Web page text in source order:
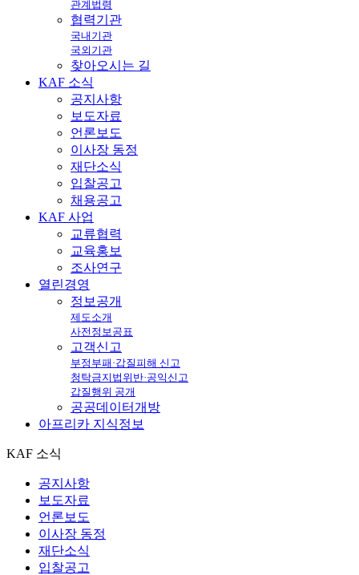
관계법령
협력기관
국내기관
국외기관
찾아오시는 길
KAF 소식
공지사항
보도자료
언론보도
이사장 동정
재단소식
입찰공고
채용공고
KAF 사업
교류협력
교육홍보
조사연구
열린경영
정보공개
제도소개
사전정보공표
고객신고
부정부패·갑질피해 신고
청탁금지법위반·공익신고
갑질행위 공개
공공데이터개방
아프리카 지식정보
KAF 소식
공지사항
보도자료
언론보도
이사장 동정
재단소식
입찰공고